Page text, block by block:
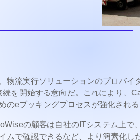
物流実行ソリューションのプロバイ
を開始する意向だ。これにより、
のeブッキングプロセスが強化される
の顧客は自社のITシステム上で
ムで確認できるなど、より簡素化し